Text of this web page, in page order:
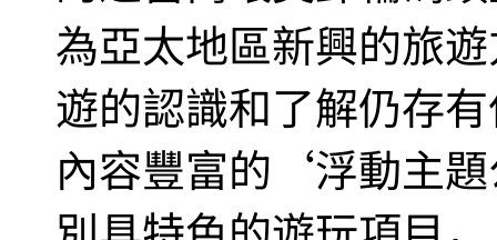
為亞太地區新興的旅
遊的認識和了解仍存
內容豐富的‘浮動主